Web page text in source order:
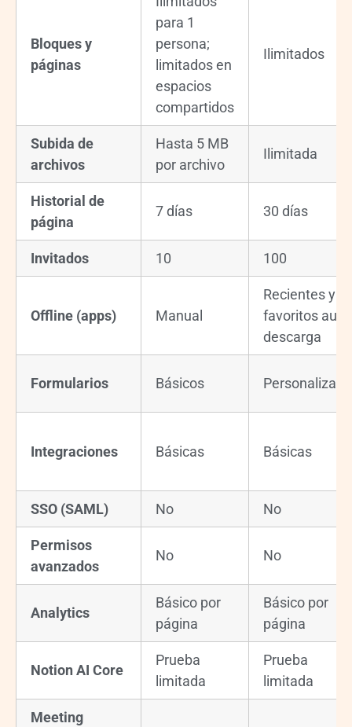
Bloques y
páginas
para 1
persona;
limitados en
espacios
compartidos
Ilimitados
Subida de
archivos
Hasta 5 MB
por archivo
Ilimitada
Historial de
página
7 días 30 días
Invitados 10 100
Offline (apps) Manual
Recientes y
favoritos
descarga
Formularios Básicos
Integraciones Básicas Básicas
SSO (SAML) No No
Permisos
avanzados
No No
Analytics
Básico por
página
Básico por
página
Notion AI Core
Prueba
limitada
Prueba
limitada
Meeting